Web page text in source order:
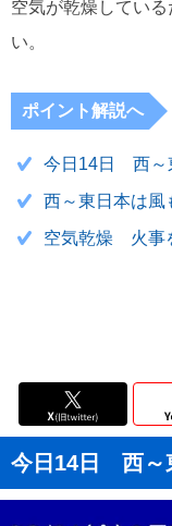
空気が乾燥してい
い。
ポイント解説へ
今日14日 西～
西～東日本は風
空気乾燥 火事
今日14日 西～